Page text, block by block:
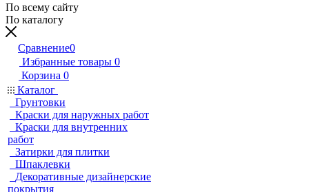
По всему сайту
По каталогу
Сравнение0
Избранные товары 0
Корзина 0
Каталог
Грунтовки
Краски для наружных работ
Краски для внутренних
работ
Затирки для плитки
Шпаклевки
Декоративные дизайнерские
покрытия